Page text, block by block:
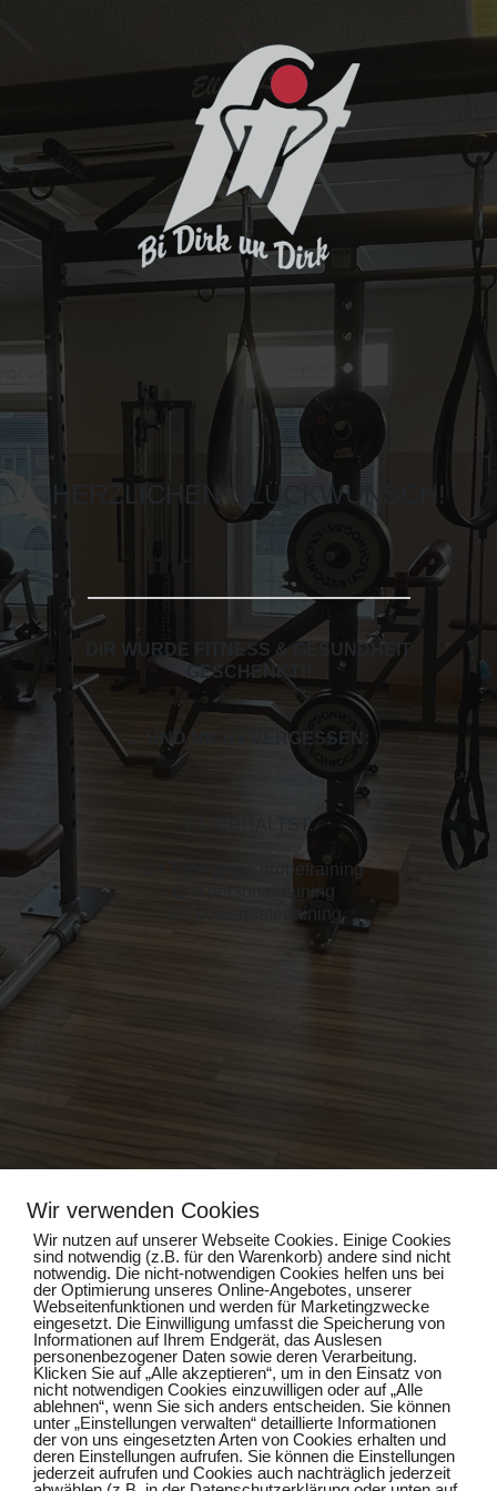
HERZLICHEN GLÜCKWUNSCH!
DIR WURDE FITNESS & GESUNDHEIT
GESCHENKT!
... UND NICHT VERGESSEN:
DU ERHÄLTST:
- 14 Tage gratis probetraining
- EIN personaltraining
- ein powerplatetraining
Impressum
Datenschutz
Wir verwenden Cookies
Wir nutzen auf unserer Webseite Cookies. Einige Cookies
sind notwendig (z.B. für den Warenkorb) andere sind nicht
notwendig. Die nicht-notwendigen Cookies helfen uns bei
der Optimierung unseres Online-Angebotes, unserer
Webseitenfunktionen und werden für Marketingzwecke
eingesetzt. Die Einwilligung umfasst die Speicherung von
Informationen auf Ihrem Endgerät, das Auslesen
personenbezogener Daten sowie deren Verarbeitung.
Klicken Sie auf „Alle akzeptieren“, um in den Einsatz von
nicht notwendigen Cookies einzuwilligen oder auf „Alle
ablehnen“, wenn Sie sich anders entscheiden. Sie können
unter „Einstellungen verwalten“ detaillierte Informationen
der von uns eingesetzten Arten von Cookies erhalten und
deren Einstellungen aufrufen. Sie können die Einstellungen
jederzeit aufrufen und Cookies auch nachträglich jederzeit